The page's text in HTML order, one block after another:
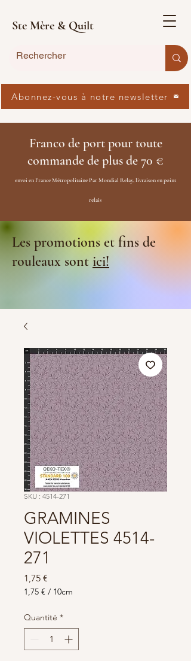
Ste Mère & Quilt
Franco de port pour toute
commande de plus de 70 €
envoi en France Métropolitaine Par Mondial Relay, livraison en point
relais
Les promotions et fins de
rouleaux sontici!
Abonnez-vous à notre newsletter
SKU : 4514-271
GRAMINES
VIOLETTES 4514-
271
1,75 €
1,75 € / 10cm
pour
10
Centimètres
Quantité *